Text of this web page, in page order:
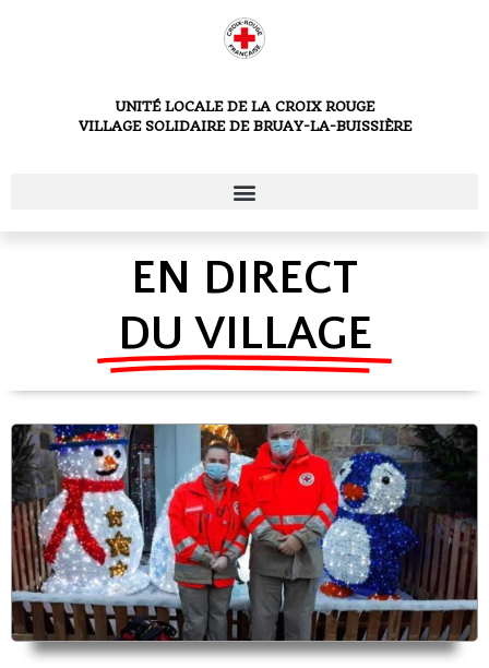
UNITÉ LOCALE DE LA CROIX ROUGE
VILLAGE SOLIDAIRE DE BRUAY-LA-BUISSIÈRE
EN DIRECT
DU VILLAGE